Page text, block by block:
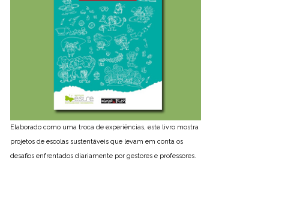
Elaborado como uma troca de experiências, este livro mostra
projetos de escolas sustentáveis que levam em conta os
desafios enfrentados diariamente por gestores e professores.